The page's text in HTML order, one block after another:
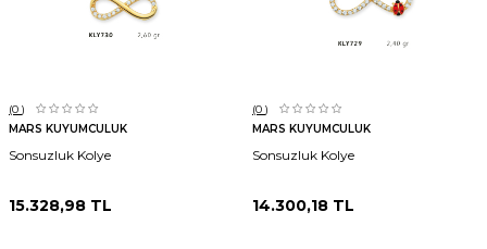
(0 )
MARS KUYUMCULUK
Sonsuzluk Kolye
15.328,98 TL
(0 )
MARS KUYUMCULUK
Sonsuzluk Kolye
14.300,18 TL